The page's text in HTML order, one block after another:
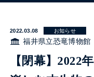
2022.03.08 お知らせ
福井県立恐竜博物館
【閉幕】2022